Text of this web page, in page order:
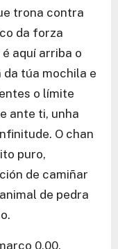
trona contra
da forza
aquí arriba o
túa mochila e
o límite
ante ti, unha
O chan
puro,
de camiñar
de pedra
0,00,